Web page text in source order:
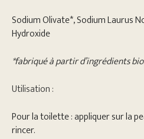
Sodium Olivate*, Sodium Laurus
Hydroxide
*fabriqué à partir d’ingrédients
Utilisation :
Pour la toilette : appliquer sur la
rincer.